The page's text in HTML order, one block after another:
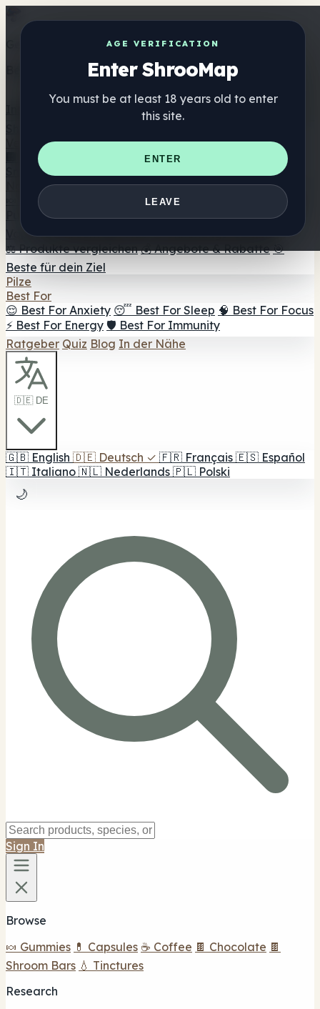
AGE VERIFICATION
Enter ShrooMap
You must be at least 18 years old to enter
this site.
ENTER
LEAVE
Get the ShrooMap app
Better than mobile web — one tap away
Verzeichnis
🏢 Markenverzeichnis
📍 Headshop-Finder
Smartshop-Finder
Nahrungsergänzung
🍬 Pilz-Gummis
💊 Pilz-Kapseln 💧 Pilz-Tinkturen
🫙 Pilz-
☕ Pilz-Kaffee 🍫 Pilz-Schokolade 💨 Mushroom
Vapes 🍫 Shroom Bar Hub 😌 Stimmungs-Gummis
⚖️ Produkte vergleichen 💰 Angebote & Rabatte 🎯
Beste für dein Ziel
Pilze
Best For
😌 Best For Anxiety 😴 Best For Sleep 🧠 Best For Focus
⚡ Best For Energy 🛡️ Best For Immunity
Ratgeber Quiz Blog In der Nähe
🇩🇪 DE
🇬🇧 English 🇩🇪 Deutsch ✓ 🇫🇷 Français 🇪🇸 Español
🇮🇹 Italiano 🇳🇱 Nederlands 🇵🇱 Polski
🌙
Sign In
Browse
🍬 Gummies 💊 Capsules ☕ Coffee 🍫 Chocolate 🍫
Shroom Bars 💧 Tinctures
Research